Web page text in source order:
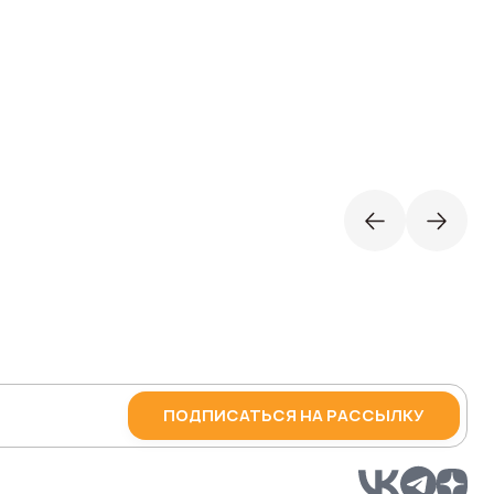
ПОДПИСАТЬСЯ НА РАССЫЛКУ